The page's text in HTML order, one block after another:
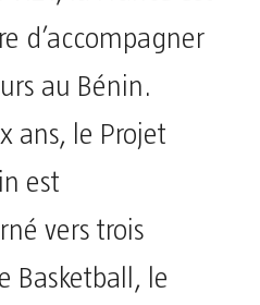
d’accompagner
au Bénin.
ans, le Projet
est
vers trois
Basketball, le